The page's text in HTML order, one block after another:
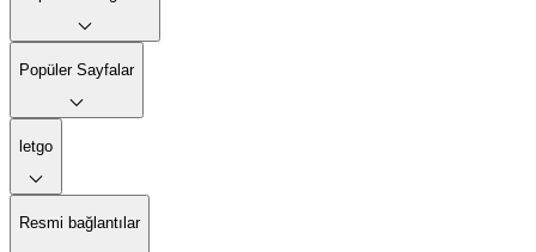
Popüler Sayfalar
letgo
Resmi bağlantılar